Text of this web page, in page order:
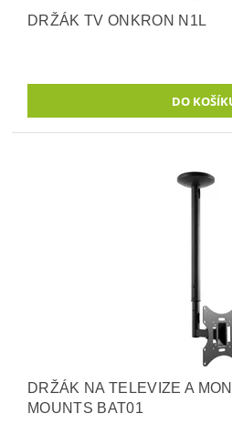
DRŽÁK TV ONKRON N1L
DRŽÁK NA TELEVIZE A
MOUNTS BAT01